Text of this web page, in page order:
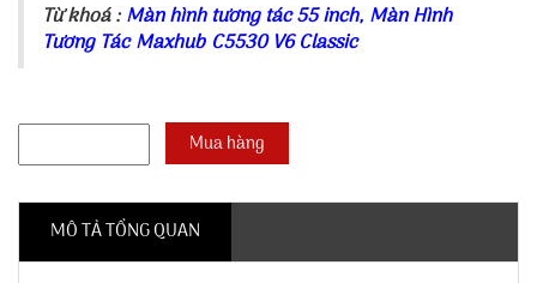
Từ khoá :Màn hình tương tác 55 inch, Màn Hình
Tương TácMaxhub C5530 V6 Classic
MÔ TẢ TỔNG QUAN